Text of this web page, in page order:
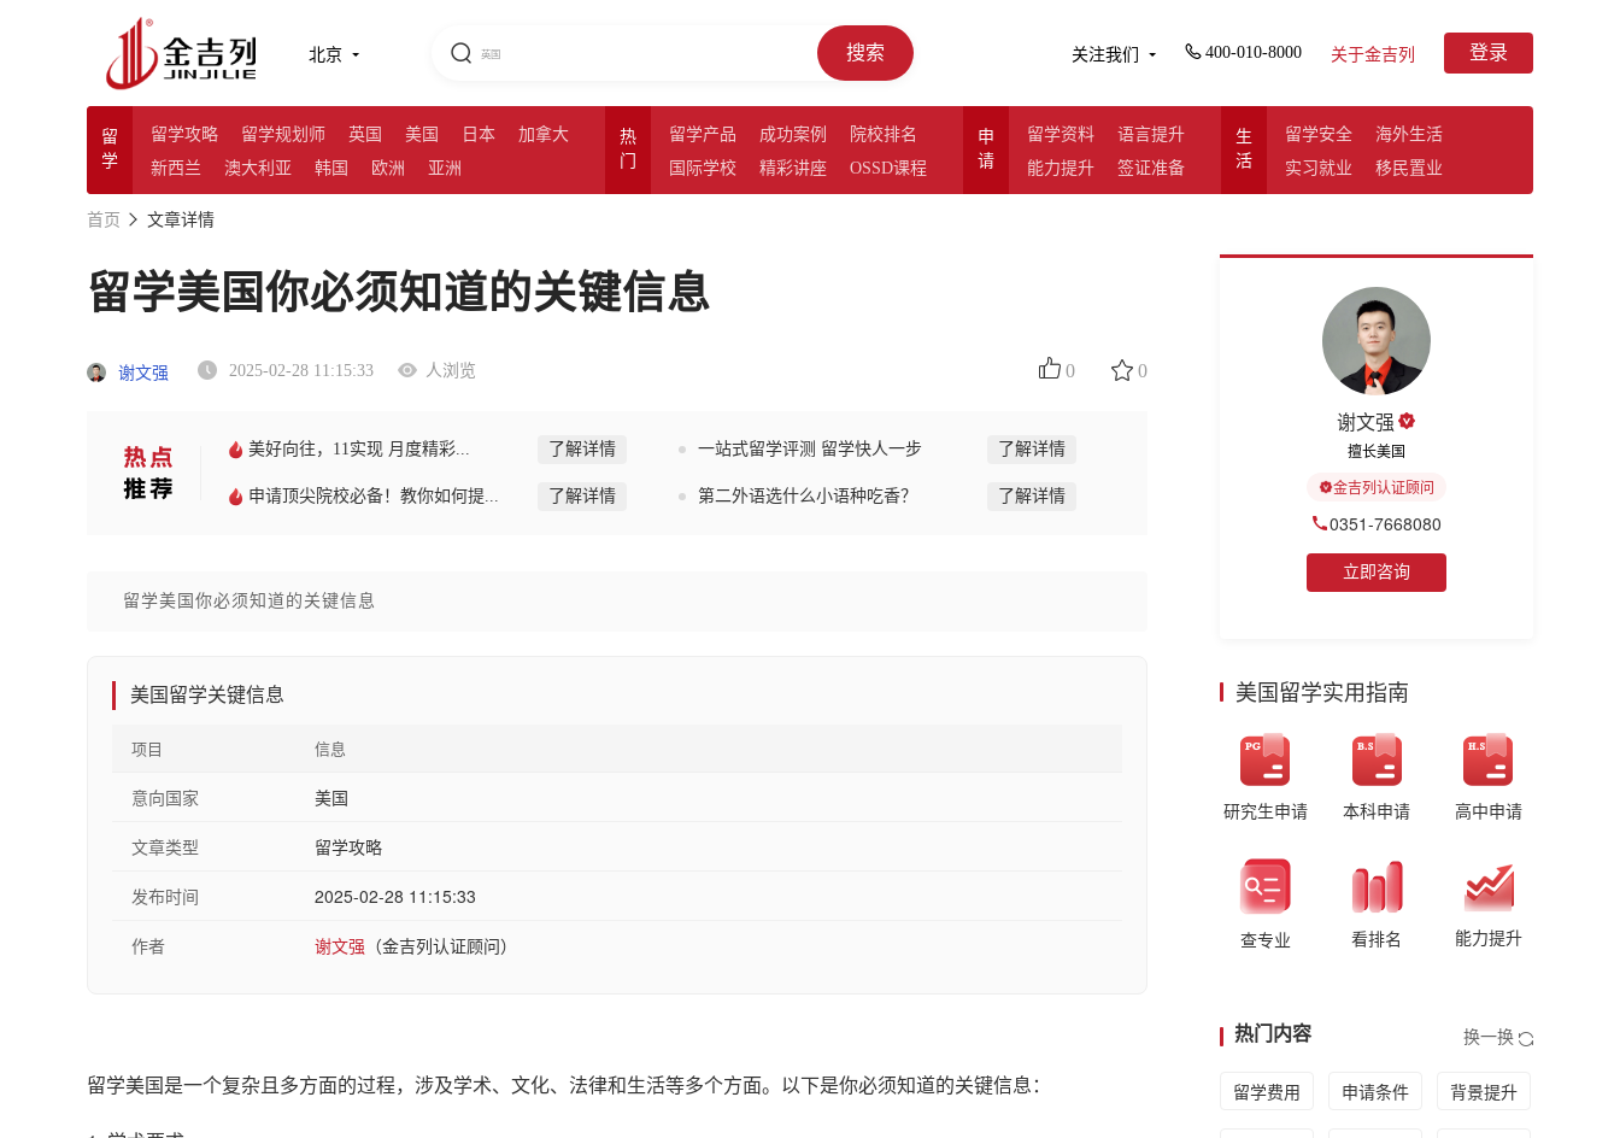
北京 搜索 关注我们 400-010-8000 关于金吉列 登录
留
学
留学攻略 留学规划师 英国 美国 日本
加拿大
新西兰
澳大利亚 韩国 欧洲 亚洲
热
门
留学产品 成功案例
院校排名
国际学校
精彩讲座 OSSD课程
申
请
留学资料
语言提升
能力提升
签证准备
生
活
留学安全
海外生活
实习就业
移民置业
首页 文章详情
留学美国你必须知道的关键信息
谢文强 2025-02-28 11:15:33 人浏览 0 0
美好向往，11实现 月度精彩... 了解详情 一站式留学评测 留学快人一步 了解详情
申请顶尖院校必备！教你如何提... 了解详情 第二外语选什么小语种吃香？ 了解详情
留学美国你必须知道的关键信息
美国留学关键信息
项目 信息
意向国家 美国
文章类型 留学攻略
发布时间 2025-02-28 11:15:33
作者 谢文强 （金吉列认证顾问）
留学美国是一个复杂且多方面的过程，涉及学术、文化、法律和生活等多个方面。以下是你必须知道的关键信息：
谢文强
擅长美国
金吉列认证顾问
0351-7668080
立即咨询
美国留学实用指南
研究生申请 本科申请 高中申请
查专业 看排名 能力提升
热门内容 换一换
留学费用 申请条件 背景提升